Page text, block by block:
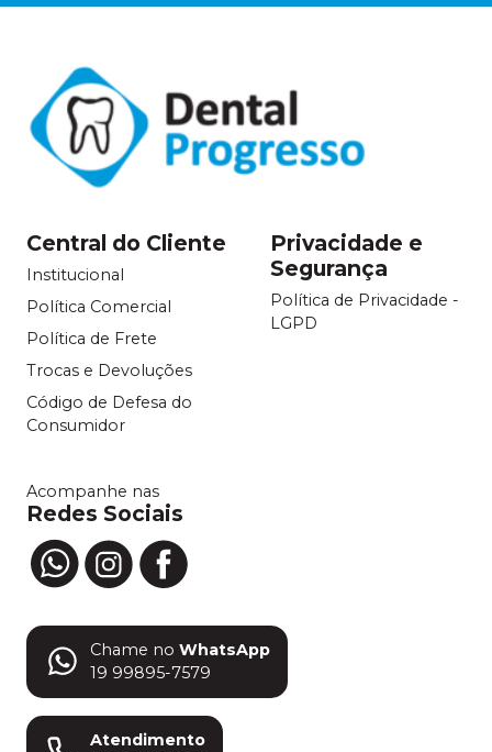
Central do Cliente
Institucional
Política Comercial
Política de Frete
Trocas e Devoluções
Código de Defesa do
Consumidor
Privacidade e
Segurança
Política de Privacidade -
LGPD
Acompanhe nas
Redes Sociais
Chame no WhatsApp
19 99895-7579
Atendimento